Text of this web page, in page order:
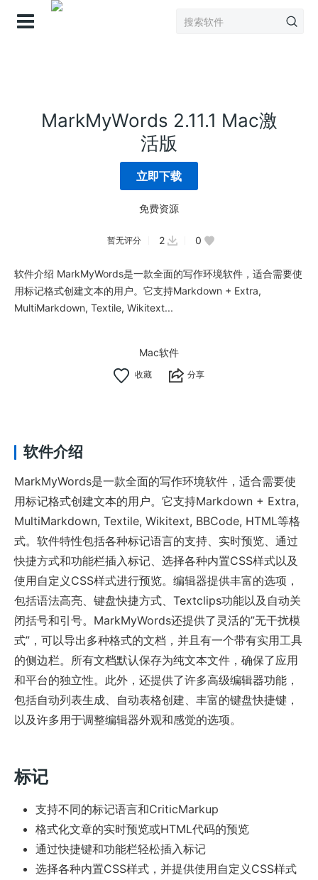
MarkMyWords 2.11.1 Mac激
活版
立即下载
免费资源
暂无评分 2 0
软件介绍 MarkMyWords是一款全面的写作环境软件，适合需要使
用标记格式创建文本的用户。它支持Markdown + Extra,
MultiMarkdown, Textile, Wikitext...
Mac软件
分享
软件介绍
MarkMyWords是一款全面的写作环境软件，适合需要使
用标记格式创建文本的用户。它支持Markdown + Extra,
MultiMarkdown, Textile, Wikitext, BBCode, HTML等格
式。软件特性包括各种标记语言的支持、实时预览、通过
快捷方式和功能栏插入标记、选择各种内置CSS样式以及
使用自定义CSS样式进行预览。编辑器提供丰富的选项，
包括语法高亮、键盘快捷方式、Textclips功能以及自动关
闭括号和引号。MarkMyWords还提供了灵活的”无干扰模
式”，可以导出多种格式的文档，并且有一个带有实用工具
的侧边栏。所有文档默认保存为纯文本文件，确保了应用
和平台的独立性。此外，还提供了许多高级编辑器功能，
包括自动列表生成、自动表格创建、丰富的键盘快捷键，
以及许多用于调整编辑器外观和感觉的选项。
标记
支持不同的标记语言和CriticMarkup
格式化文章的实时预览或HTML代码的预览
通过快捷键和功能栏轻松插入标记
选择各种内置CSS样式，并提供使用自定义CSS样式